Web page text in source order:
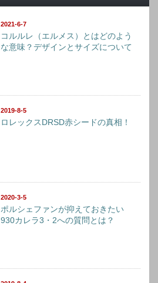
2021-6-7
コルルレ（エルメス）とはどのよう
な意味？デザインとサイズについて
2019-8-5
ロレックスDRSD赤シードの真相！
2020-3-5
ポルシェファンが抑えておきたい
930カレラ3・2への質問とは？